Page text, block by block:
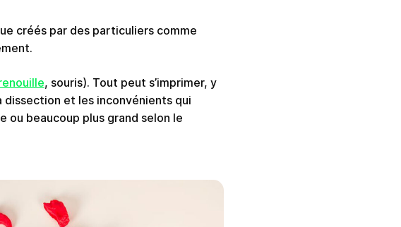
créés par des particuliers comme
, souris). Tout peut s’imprimer, y
dissection et les inconvénients qui
ou beaucoup plus grand selon le